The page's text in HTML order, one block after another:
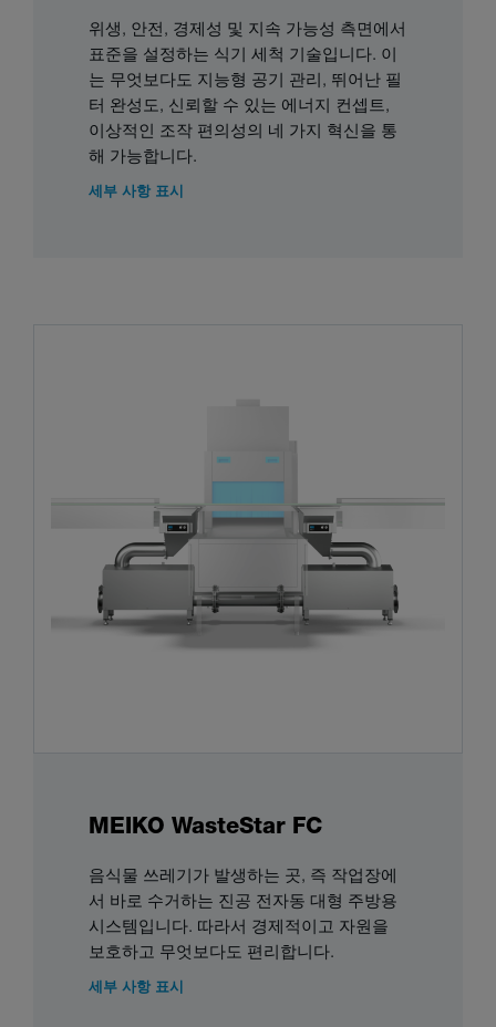
위생, 안전, 경제성 및 지속 가능성 측면에서
표준을 설정하는 식기 세척 기술입니다. 이
는 무엇보다도 지능형 공기 관리, 뛰어난 필
터 완성도, 신뢰할 수 있는 에너지 컨셉트,
이상적인 조작 편의성의 네 가지 혁신을 통
해 가능합니다.
세부 사항 표시
MEIKO WasteStar FC
음식물 쓰레기가 발생하는 곳, 즉 작업장에
서 바로 수거하는 진공 전자동 대형 주방용
시스템입니다. 따라서 경제적이고 자원을
보호하고 무엇보다도 편리합니다.
세부 사항 표시